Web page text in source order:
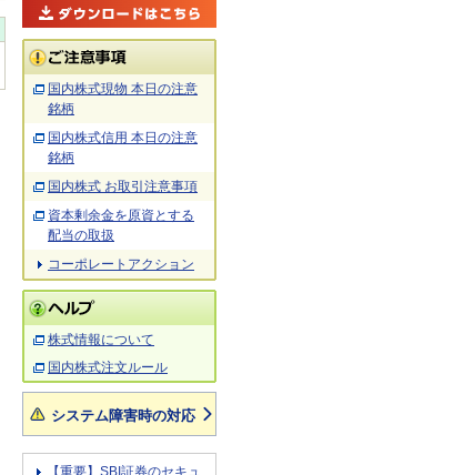
国内株式現物 本日の注意
銘柄
国内株式信用 本日の注意
銘柄
国内株式 お取引注意事項
資本剰余金を原資とする
配当の取扱
コーポレートアクション
株式情報について
国内株式注文ルール
システム障害時の対応
【重要】SBI証券のセキュ